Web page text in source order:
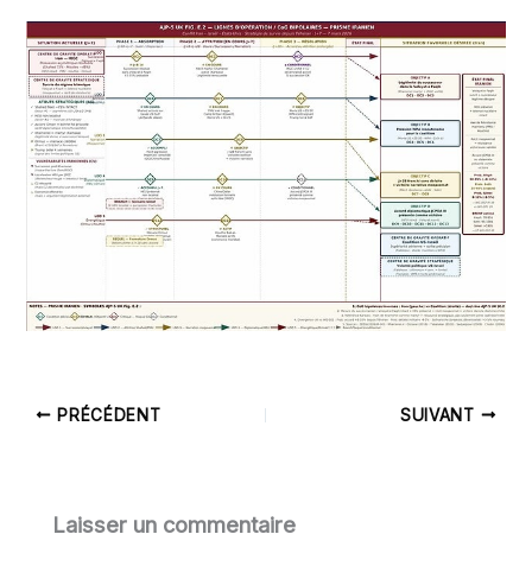
PRÉCÉDENT SUIVANT
Laisser un commentaire